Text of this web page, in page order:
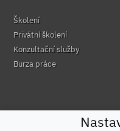
Školení
Privátní školení
Konzultační služby
Burza práce